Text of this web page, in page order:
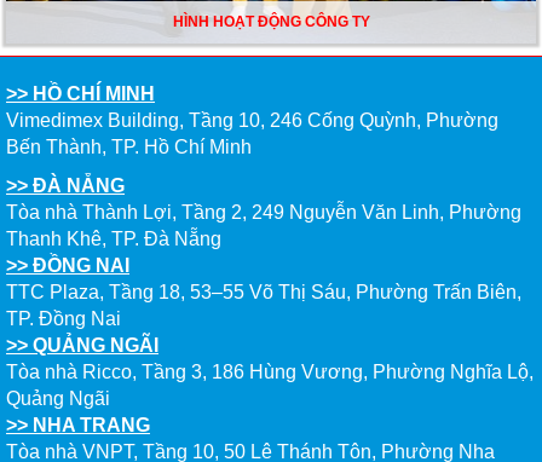
HÌNH HOẠT ĐỘNG CÔNG TY
>> HỒ CHÍ MINH
Vimedimex Building, Tầng 10, 246 Cống Quỳnh, Phường
Bến Thành, TP. Hồ Chí Minh
>> ĐÀ NẴNG
Tòa nhà Thành Lợi, Tầng 2, 249 Nguyễn Văn Linh, Phường
Thanh Khê, TP. Đà Nẵng
>> ĐỒNG NAI
TTC Plaza, Tầng 18, 53–55 Võ Thị Sáu, Phường Trấn Biên,
TP. Đồng Nai
>> QUẢNG NGÃI
Tòa nhà Ricco, Tầng 3, 186 Hùng Vương, Phường Nghĩa Lộ,
Quảng Ngãi
>> NHA TRANG
Tòa nhà VNPT, Tầng 10, 50 Lê Thánh Tôn, Phường Nha